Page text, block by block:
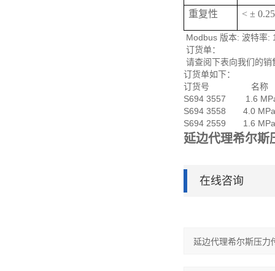
重复性 < ±
Modbus 版本: 波特率:
订货单：
请查阅下表向我们的销
订货单如下：
订货号 名称
S694 3557 1.6 MPa,
S694 3558 4.0 MPa,
S694 2559 1.6
延边代理希尔斯
在线咨询